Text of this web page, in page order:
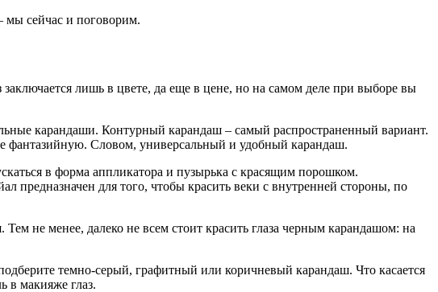
мы сейчас и поговорим.
лишь в цвете, да еще в цене, но на самом деле при выборе вы
карандаши. Контурный карандаш – самый распространенный вариант.
Словом, универсальный и удобный карандаш.
в форма аппликатора и пузырька с красящим порошком.
для того, чтобы красить веки с внутренней стороны, по
не менее, далеко не всем стоит красить глаза черным карандашом: на
темно-серый, графитный или коричневый карандаш. Что касается
в макияже глаз.